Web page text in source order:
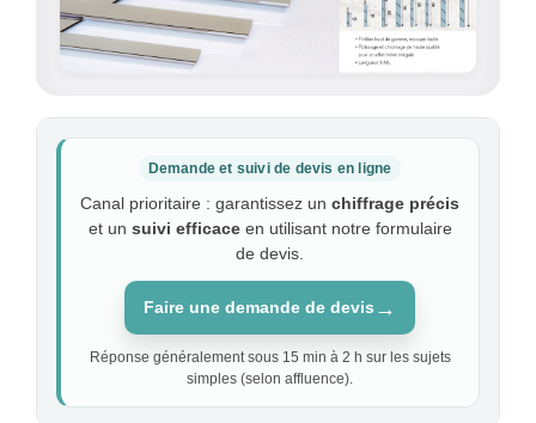
Demande et suivi de devis en ligne
Canal prioritaire : garantissez un chiffrage précis
et un suivi efficaceen utilisant notre formulaire
de devis.
Faire une demande de devis →
Réponse généralement sous 15 min à 2 h sur les sujets
simples (selon affluence).